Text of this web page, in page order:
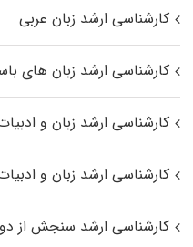
کارشناسی ارشد زبان عربی
کارشناسی ارشد زبان‌ های
کارشناسی ارشد زبان و
کارشناسی ارشد زبان و
کارشناسی ارشد سنجش از